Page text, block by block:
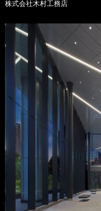
株式会社木村工務店